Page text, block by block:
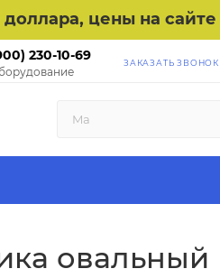
цены на
230-10-69 ЗАКАЗАТЬ ЗВОНОК
овальный